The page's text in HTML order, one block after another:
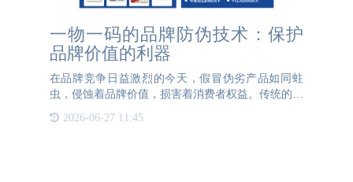
一物一码的品牌防伪技术：保护
品牌价值的利器
在品牌竞争日益激烈的今天，假冒伪劣产品如同蛀
虫，侵蚀着品牌价值，损害着消费者权益。传统的防
猖獗的造假行为。一物一码的品牌防伪技术应运而
2026-06-27 11:45